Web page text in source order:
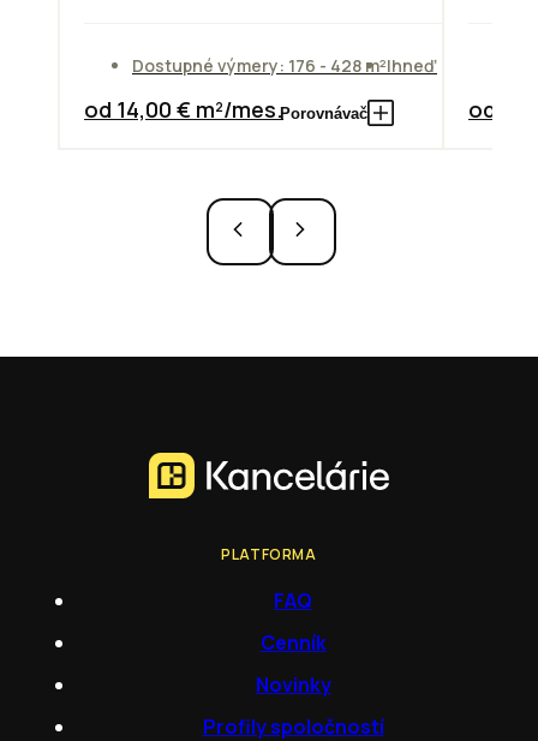
Dostupné výmery: 176 - 428 m²Ihneď
od 14,00 € m²/mes.Porovnávač od
PLATFORMA
FAQ
Cenník
Novinky
Profily spoločností